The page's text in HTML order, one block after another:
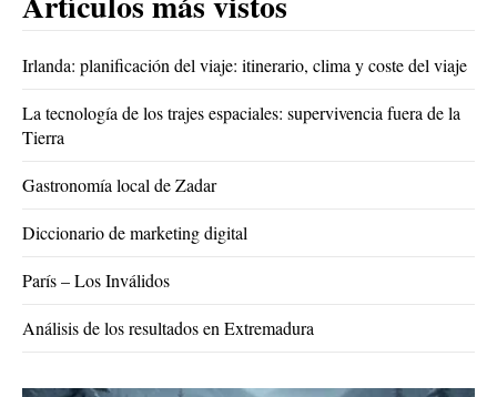
Irlanda: planificación del viaje: itinerario, clima y coste del viaje
La tecnología de los trajes espaciales: supervivencia fuera de la
Tierra
Gastronomía local de Zadar
Diccionario de marketing digital
París – Los Inválidos
Análisis de los resultados en Extremadura